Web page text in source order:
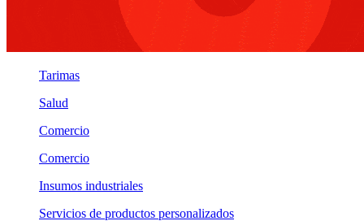
Tarimas
Salud
Comercio
Comercio
Insumos industriales
Servicios de productos personalizados